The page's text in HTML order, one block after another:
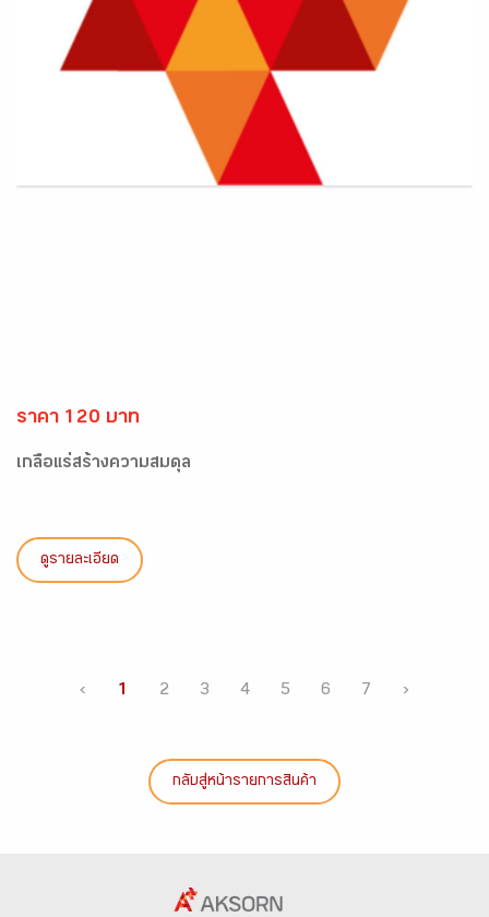
ราคา 120 บาท
เกลือแร่สร้างความสมดุล
ดูรายละเอียด
‹ 1 2 3 4 5 6 7 ›
กลับสู่หน้ารายการสินค้า